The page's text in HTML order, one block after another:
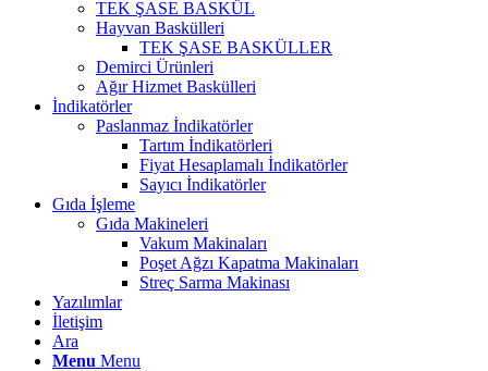
TEK ŞASE BASKÜL
Hayvan Baskülleri
TEK ŞASE BASKÜLLER
Demirci Ürünleri
Ağır Hizmet Baskülleri
İndikatörler
Paslanmaz İndikatörler
Tartım İndikatörleri
Fiyat Hesaplamalı İndikatörler
Sayıcı İndikatörler
Gıda İşleme
Gıda Makineleri
Vakum Makinaları
Poşet Ağzı Kapatma Makinaları
Streç Sarma Makinası
Yazılımlar
İletişim
Ara
Menu Menu